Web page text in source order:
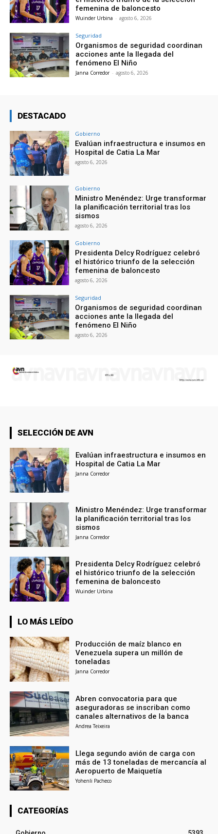
femenina de baloncesto
Wuinder Urbina - agosto 6, 2026
Seguridad
Organismos de seguridad coordinan
acciones ante la llegada del
fenómeno El Niño
Janna Corredor - agosto 6, 2026
DESTACADO
Gobierno
Evalúan infraestructura e insumos en
Hospital de Catia La Mar
agosto 6, 2026
Gobierno
Ministro Menéndez: Urge transformar
la planificación territorial tras los
sismos
agosto 6, 2026
Gobierno
Presidenta Delcy Rodríguez celebró
el histórico triunfo de la selección
femenina de baloncesto
agosto 6, 2026
Seguridad
Organismos de seguridad coordinan
acciones ante la llegada del
fenómeno El Niño
agosto 6, 2026
SELECCIÓN DE AVN
Evalúan infraestructura e insumos en
Hospital de Catia La Mar
Janna Corredor
Ministro Menéndez: Urge transformar
la planificación territorial tras los
sismos
Janna Corredor
Presidenta Delcy Rodríguez celebró
el histórico triunfo de la selección
femenina de baloncesto
Wuinder Urbina
LO MÁS LEÍDO
Producción de maíz blanco en
Venezuela supera un millón de
toneladas
Janna Corredor
Abren convocatoria para que
aseguradoras se inscriban como
canales alternativos de la banca
Andrea Teixeira
Llega segundo avión de carga con
más de 13 toneladas de mercancía al
Aeropuerto de Maiquetía
Yohenli Pacheco
CATEGORÍAS